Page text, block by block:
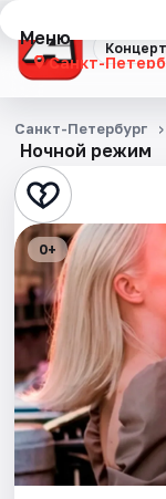
Меню
Санкт-
Концерты
Театр
Стендап
Выставки
Квесты
Экскурсии
Спорт
События
Ночной режим
Санкт-Петербург
0+